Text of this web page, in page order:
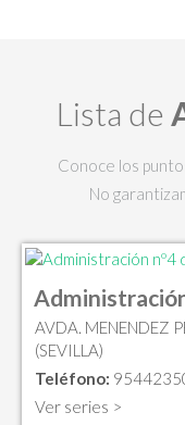
Lista de
Conoce los
No
AVDA. MENENDEZ
(SEVILLA)
Teléfono:
Ver series >